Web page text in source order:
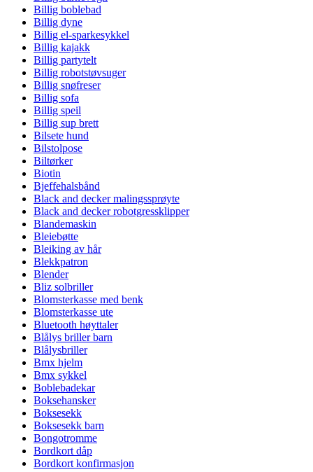
Billig boblebad
Billig dyne
Billig el-sparkesykkel
Billig kajakk
Billig partytelt
Billig robotstøvsuger
Billig snøfreser
Billig sofa
Billig speil
Billig sup brett
Bilsete hund
Bilstolpose
Biltørker
Biotin
Bjeffehalsbånd
Black and decker malingssprøyte
Black and decker robotgressklipper
Blandemaskin
Bleiebøtte
Bleiking av hår
Blekkpatron
Blender
Bliz solbriller
Blomsterkasse med benk
Blomsterkasse ute
Bluetooth høyttaler
Blålys briller barn
Blålysbriller
Bmx hjelm
Bmx sykkel
Boblebadekar
Boksehansker
Boksesekk
Boksesekk barn
Bongotromme
Bordkort dåp
Bordkort konfirmasjon